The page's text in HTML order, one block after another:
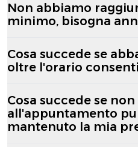
Non abbiamo
minimo, bisogna
Cosa succede se
oltre l'orario
Cosa succede se
all'appuntamento
mantenuto la mia